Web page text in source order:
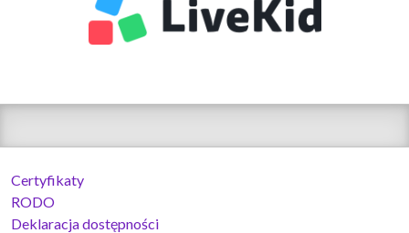
Certyfikaty
RODO
Deklaracja dostępności